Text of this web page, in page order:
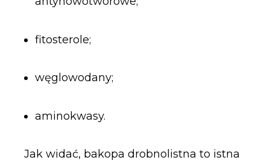
fitosterole;
węglowodany;
aminokwasy.
Jak widać, bakopa drobnolistna to istna